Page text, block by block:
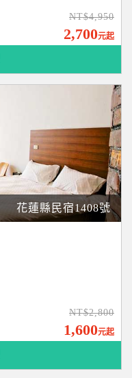
NT$4,950
2,700元起
花蓮縣民宿1408號
NT$2,800
1,600元起